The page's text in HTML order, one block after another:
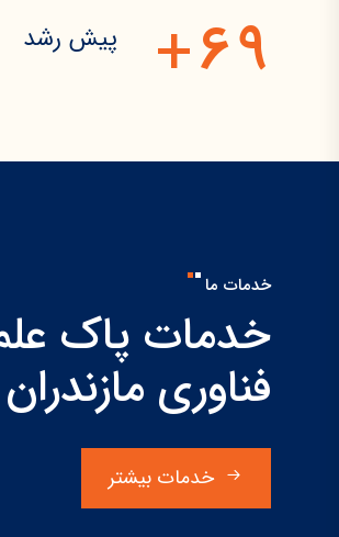
69
+ پیش رشد
خدمات ما
خدمات پاک
فناوری مازندران
خدمات بیشتر